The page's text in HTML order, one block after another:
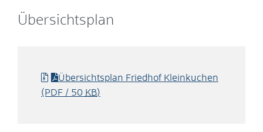
Übersichtsplan
Übersichtsplan Friedhof Kleinkuchen
(PDF / 50 KB)